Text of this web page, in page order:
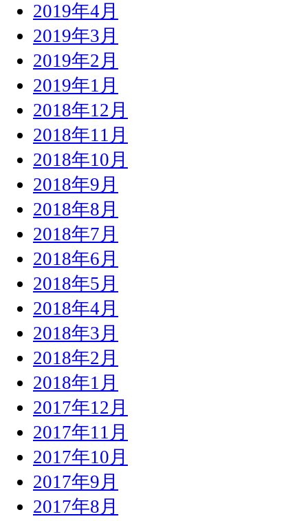
2019年4月
2019年3月
2019年2月
2019年1月
2018年12月
2018年11月
2018年10月
2018年9月
2018年8月
2018年7月
2018年6月
2018年5月
2018年4月
2018年3月
2018年2月
2018年1月
2017年12月
2017年11月
2017年10月
2017年9月
2017年8月